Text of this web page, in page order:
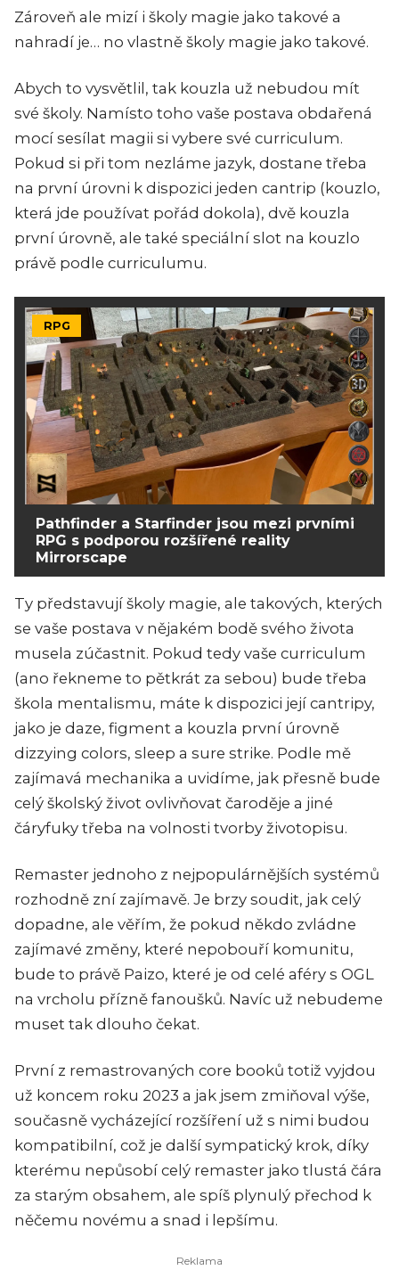
Zároveň ale mizí i školy magie jako takové a
nahradí je… no vlastně školy magie jako takové.
Abych to vysvětlil, tak kouzla už nebudou mít
své školy. Namísto toho vaše postava obdařená
mocí sesílat magii si vybere své curriculum.
Pokud si při tom nezláme jazyk, dostane třeba
na první úrovni k dispozici jeden cantrip (kouzlo,
která jde používat pořád dokola), dvě kouzla
první úrovně, ale také speciální slot na kouzlo
právě podle curriculumu.
RPG
Pathfinder a Starfinder jsou mezi prvními
RPG s podporou rozšířené reality
Mirrorscape
Ty představují školy magie, ale takových, kterých
se vaše postava v nějakém bodě svého života
musela zúčastnit. Pokud tedy vaše curriculum
(ano řekneme to pětkrát za sebou) bude třeba
škola mentalismu, máte k dispozici její cantripy,
jako je daze, figment a kouzla první úrovně
dizzying colors, sleep a sure strike. Podle mě
zajímavá mechanika a uvidíme, jak přesně bude
celý školský život ovlivňovat čaroděje a jiné
čáryfuky třeba na volnosti tvorby životopisu.
Remaster jednoho z nejpopulárnějších systémů
rozhodně zní zajímavě. Je brzy soudit, jak celý
dopadne, ale věřím, že pokud někdo zvládne
zajímavé změny, které nepobouří komunitu,
bude to právě Paizo, které je od celé aféry s OGL
na vrcholu přízně fanoušků. Navíc už nebudeme
muset tak dlouho čekat.
První z remastrovaných core booků totiž vyjdou
už koncem roku 2023 a jak jsem zmiňoval výše,
současně vycházející rozšíření už s nimi budou
kompatibilní, což je další sympatický krok, díky
kterému nepůsobí celý remaster jako tlustá čára
za starým obsahem, ale spíš plynulý přechod k
něčemu novému a snad i lepšímu.